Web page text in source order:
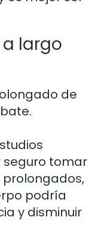
a largo
de
seguro tomar
prolongados,
podría
y disminuir